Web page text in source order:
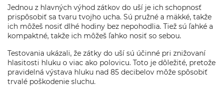
Jednou z hlavných výhod zátkov do uší je ich schopnosť
prispôsobiť sa tvaru tvojho ucha. Sú pružné a mäkké, takže
ich môžeš nosiť dlhé hodiny bez nepohodlia. Tiež sú ľahké a
kompaktné, takže ich môžeš ľahko nosiť so sebou.
Testovania ukázali, že zátky do uší sú účinné pri znižovaní
hlasitosti hluku o viac ako polovicu. Toto je dôležité, pretože
pravidelná výstava hluku nad 85 decibelov môže spôsobiť
trvalé poškodenie sluchu.